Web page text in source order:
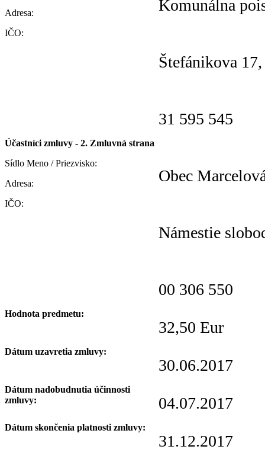
Adresa:
IČO:
Komunálna
Štefánikova
31 595 545
Účastníci zmluvy - 2. Zmluvná strana
Sídlo Meno / Priezvisko:
Adresa:
IČO:
Obec
Námestie
00 306 550
Hodnota predmetu:
32,50 Eur
Dátum uzavretia zmluvy:
30.06.2017
Dátum nadobudnutia účinnosti
zmluvy:
04.07.2017
Dátum skončenia platnosti zmluvy:
31.12.2017